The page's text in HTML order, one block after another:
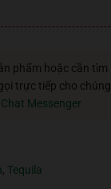
phẩm hoặc cần
trực tiếp cho
Chat Messenger
, Tequila